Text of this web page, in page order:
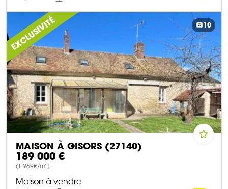
DÉCOUVRIR CE BIEN
EXCLUSIVITÉ 10
MAISON À GISORS (27140)
189 000 €
(1 969€/m²)
Maison à vendre